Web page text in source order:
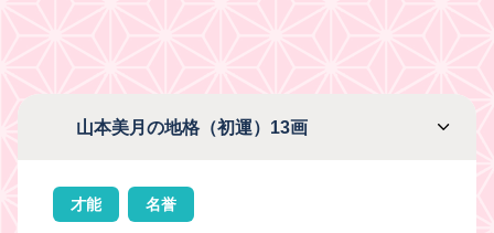
山本美月の地格（初運）13画
才能 名誉